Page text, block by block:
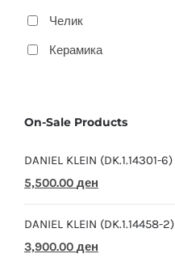
Челик
Керамика
On-Sale Products
DANIEL KLEIN (DK.1.14301-6)
Original
was:
10,390.00 ден.
5,500.00 ден
is:
5,500.00 ден.
DANIEL KLEIN (DK.1.14458-2)
Original
3,900.00 ден